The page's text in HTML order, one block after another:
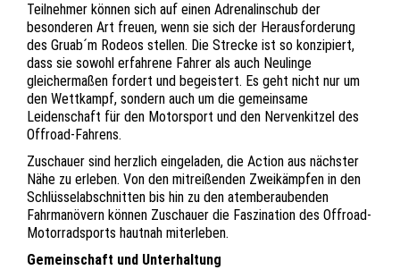
Teilnehmer können sich auf einen Adrenalinschub der
besonderen Art freuen, wenn sie sich der Herausforderung
des Gruab´m Rodeos stellen. Die Strecke ist so konzipiert,
dass sie sowohl erfahrene Fahrer als auch Neulinge
gleichermaßen fordert und begeistert. Es geht nicht nur um
den Wettkampf, sondern auch um die gemeinsame
Leidenschaft für den Motorsport und den Nervenkitzel des
Offroad-Fahrens.
Zuschauer sind herzlich eingeladen, die Action aus nächster
Nähe zu erleben. Von den mitreißenden Zweikämpfen in den
Schlüsselabschnitten bis hin zu den atemberaubenden
Fahrmanövern können Zuschauer die Faszination des Offroad-
Motorradsports hautnah miterleben.
Gemeinschaft und Unterhaltung